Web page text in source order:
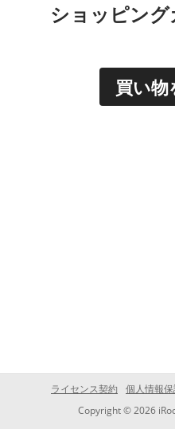
ショッピン
買い物
ライセンス契約 個人情報
Copyright © 2026